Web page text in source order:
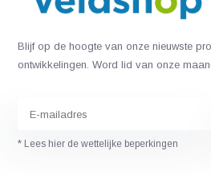
Blijf op de hoogte van onze nieuwste
ontwikkelingen. Word lid van onze
* Lees hier de wettelijke beperkingen